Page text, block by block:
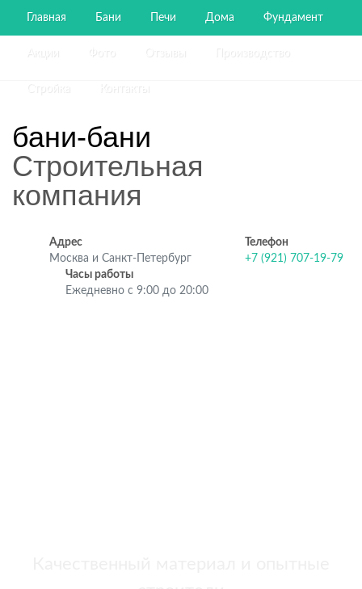
Главная Бани Печи Дома Фундамент
бани-бани
Строительная
компания
Адрес
Москва и Санкт-Петербург
Телефон
+7 (921) 707-19-79
Часы работы
Ежедневно с 9:00 до 20:00